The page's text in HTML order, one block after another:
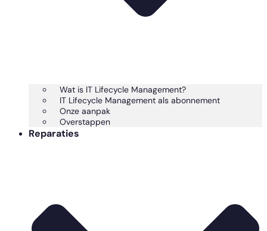
Wat is IT Lifecycle Management?
IT Lifecycle Management als abonnement
Onze aanpak
Overstappen
Reparaties